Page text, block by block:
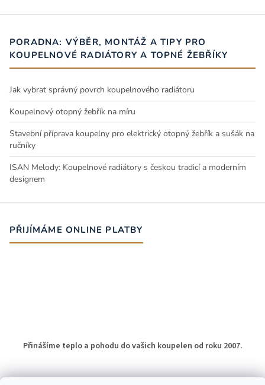
PORADNA: VÝBĚR, MONTÁŽ A TIPY PRO
KOUPELNOVÉ RADIÁTORY A TOPNÉ ŽEBŘÍKY
Jak vybrat správný povrch koupelnového radiátoru
Koupelnový otopný žebřík na míru
Stavební příprava koupelny pro elektrický otopný žebřík a sušák na
ručníky
ISAN Melody: Koupelnové radiátory s českou tradicí a moderním
designem
PŘIJÍMÁME ONLINE PLATBY
Přinášíme teplo a pohodu do vašich koupelen od roku 2007.